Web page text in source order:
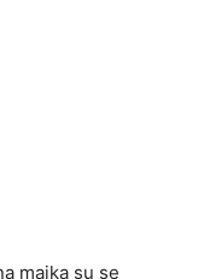
majka su se